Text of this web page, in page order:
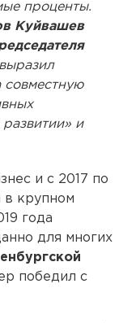
проценты.
Куйвашев
совместную
и
и с 2017 по
в крупном
года
для многих
победил с